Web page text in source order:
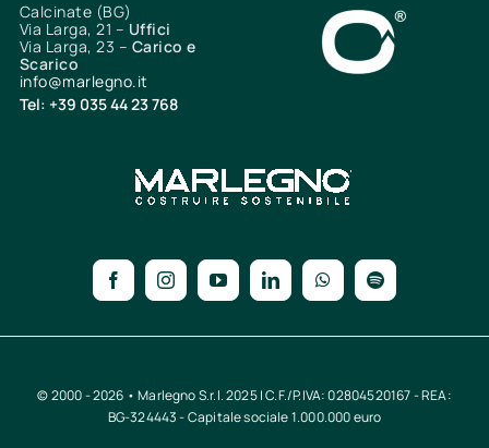
Calcinate (BG)
Via Larga, 21 – Uffici
Via Larga, 23 – Carico e
Scarico
info@marlegno.it
Tel: +39 035 44 23 768
© 2000 - 2026 • Marlegno S.r.l. 2025 | C.F./P.IVA: 02804520167 - REA:
BG-324443 - Capitale sociale 1.000.000 euro